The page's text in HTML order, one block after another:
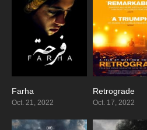
Farha
Oct. 21, 2022
Retrograde
Oct. 17, 2022